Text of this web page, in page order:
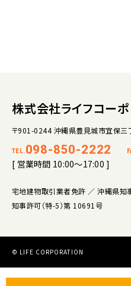
株式会社ライフコーポ
〒901-0244 沖縄県豊見城市宜保三
TEL. 098-850-2222
[ 営業時間 10:00～17:00 ]
宅地建物取引業者免許 ／ 沖縄県知
知事許可（特-5）第 10691号
© LIFE CORPORATION